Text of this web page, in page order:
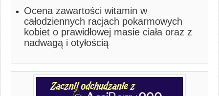
Ocena zawartości witamin w
całodziennych racjach pokarmowych
kobiet o prawidłowej masie ciała oraz z
nadwagą i otyłością